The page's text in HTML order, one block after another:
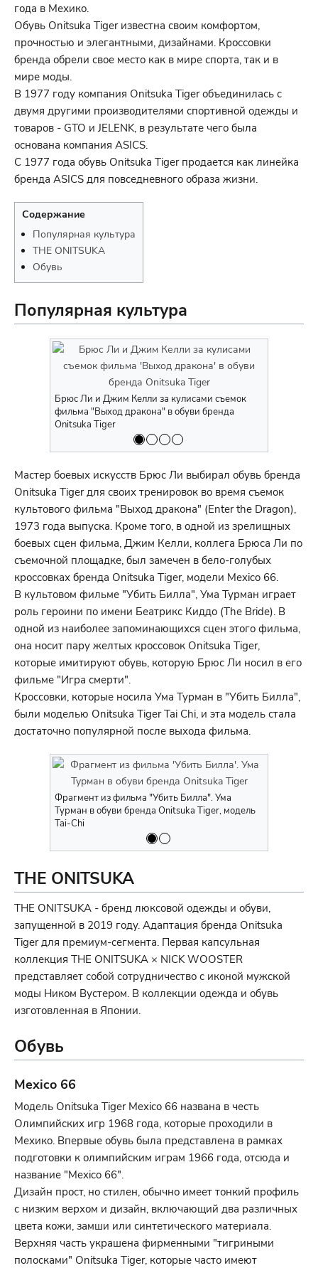
года в Мехико.
Обувь Onitsuka Tiger известна своим комфортом,
прочностью и элегантными, дизайнами. Кроссовки
бренда обрели свое место как в мире спорта, так и в
мире моды.
В 1977 году компания Onitsuka Tiger объединилась с
двумя другими производителями спортивной одежды и
товаров - GTO и JELENK, в результате чего была
основана компания ASICS.
С 1977 года обувь Onitsuka Tiger продается как линейка
бренда ASICS для повседневного образа жизни.
Содержание
Популярная культура
THE ONITSUKA
Обувь
Популярная культура
Брюс Ли и Джим Келли за кулисами съемок
фильма "Выход дракона" в обуви бренда
Onitsuka Tiger
Мастер боевых искусств Брюс Ли выбирал обувь бренда
Onitsuka Tiger для своих тренировок во время съемок
культового фильма "Выход дракона" (Enter the Dragon),
1973 года выпуска. Кроме того, в одной из зрелищных
боевых сцен фильма, Джим Келли, коллега Брюса Ли по
съемочной площадке, был замечен в бело-голубых
кроссовках бренда Onitsuka Tiger, модели Mexico 66.
В культовом фильме "Убить Билла", Ума Турман играет
роль героини по имени Беатрикс Киддо (The Bride). В
одной из наиболее запоминающихся сцен этого фильма,
она носит пару желтых кроссовок Onitsuka Tiger,
которые имитируют обувь, которую Брюс Ли носил в его
фильме "Игра смерти".
Кроссовки, которые носила Ума Турман в "Убить Билла",
были моделью Onitsuka Tiger Tai Chi, и эта модель стала
достаточно популярной после выхода фильма.
Фрагмент из фильма "Убить Билла". Ума
Турман в обуви бренда Onitsuka Tiger, модель
Tai-Chi
THE ONITSUKA
THE ONITSUKA - бренд люксовой одежды и обуви,
запущенной в 2019 году. Адаптация бренда Onitsuka
Tiger для премиум-сегмента. Первая капсульная
коллекция THE ONITSUKA × NICK WOOSTER
представляет собой сотрудничество с иконой мужской
моды Ником Вустером. В коллекции одежда и обувь
изготовленная в Японии.
Обувь
Mexico 66
Модель Onitsuka Tiger Mexico 66 названа в честь
Олимпийских игр 1968 года, которые проходили в
Мехико. Впервые обувь была представлена в рамках
подготовки к олимпийским играм 1966 года, отсюда и
название "Mexico 66".
Дизайн прост, но стилен, обычно имеет тонкий профиль
с низким верхом и дизайн, включающий два различных
цвета кожи, замши или синтетического материала.
Верхняя часть украшена фирменными "тигриными
полосками" Onitsuka Tiger, которые часто имеют